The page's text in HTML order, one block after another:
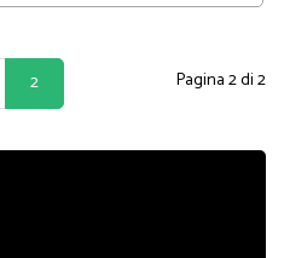
2 Pagina 2 di 2